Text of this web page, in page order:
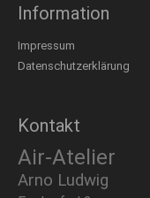
Information
Impressum
Datenschutzerklärung
Kontakt
Air-Atelier
Arno Ludwig